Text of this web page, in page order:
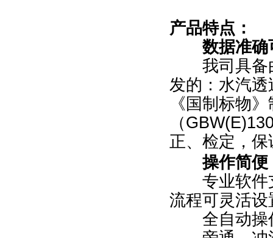
产品特点：
数据准确
我司具备由
发的：水汽
《国制标物
（
正、检定，
操作简便
专业软件支
流程可灵活设
全自动操作